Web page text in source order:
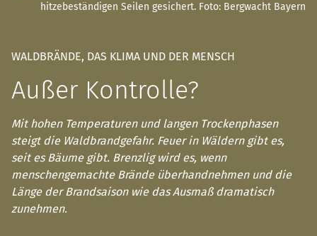
hitzebeständigen Seilen gesichert. Foto: Bergwacht Bayern
WALDBRÄNDE, DAS KLIMA UND DER MENSCH
Außer Kontrolle?
Mit hohen Temperaturen und langen Trockenphasen
steigt die Waldbrandgefahr. Feuer in Wäldern gibt es,
seit es Bäume gibt. Brenzlig wird es, wenn
menschengemachte Brände überhandnehmen und die
Länge der Brandsaison wie das Ausmaß dramatisch
zunehmen.